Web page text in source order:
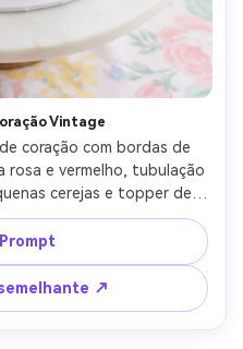
Vintage
coração com bordas de
rosa e vermelho, tubulação
cerejas e topper de
sobre uma mesa de
de fundo pastel macio, luz
em Canon EOS R5, lente
quartos de close-up,
fotorealista, foto editorial
AR 4:5
↗